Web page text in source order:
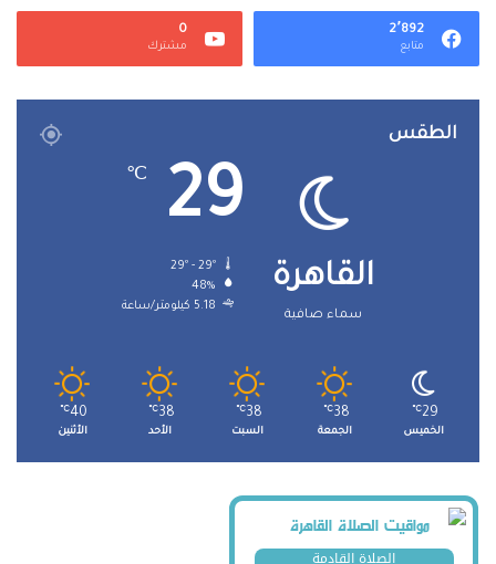
2٬892
متابع
0
مشترك
الطقس
القاهرة
سماء صافية
29
℃
48%
5.18 كيلومتر/ساعة
29
℃
الخميس
38
℃
الجمعة
38
℃
السبت
38
℃
الأحد
40
℃
الأثنين